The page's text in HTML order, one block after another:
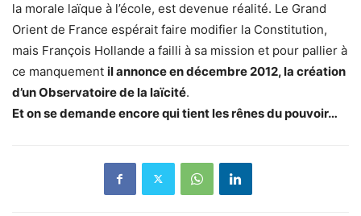
la morale laïque à l’école, est devenue réalité. Le Grand
Orient de France espérait faire modifier la Constitution,
mais François Hollande a failli à sa mission et pour pallier à
ce manquement il annonce en décembre 2012, la création
d’un Observatoire de la laïcité.
Et on se demande encore qui tient les rênes du pouvoir…